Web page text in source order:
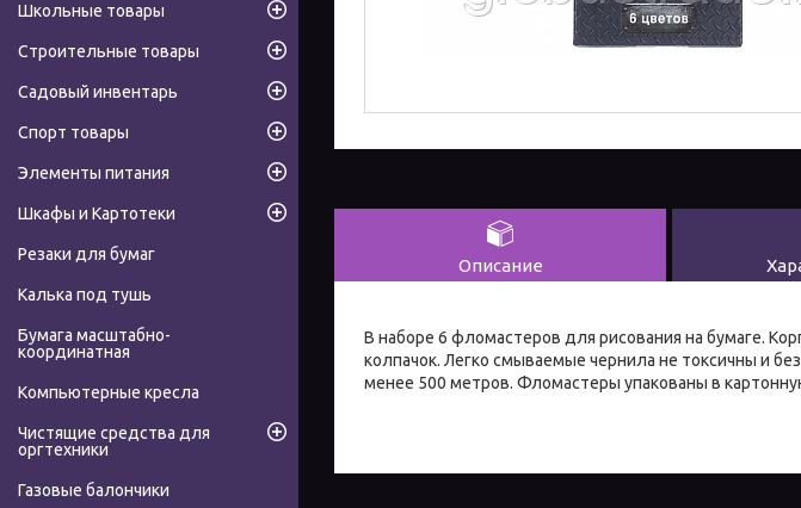
Описание
В наборе 6 фломастеров для рисования на бумаге.
колпачок. Легко смываемые чернила не токсичны и
менее 500 метров. Фломастеры упакованы в
Школьные товары
Строительные товары
Садовый инвентарь
Спорт товары
Элементы питания
Шкафы и Картотеки
Резаки для бумаг
Калька под тушь
Бумага масштабно-
координатная
Компьютерные кресла
Чистящие средства для
оргтехники
Газовые балончики